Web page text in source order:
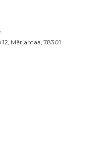
12, Märjamaa, 78301